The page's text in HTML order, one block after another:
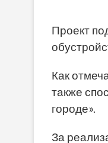
Проект
Как
также
городе».
За